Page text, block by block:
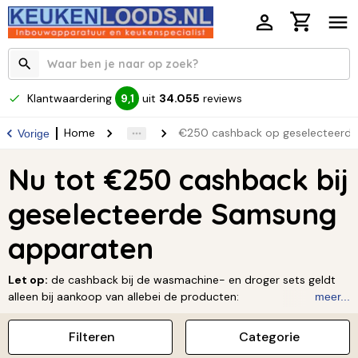
Klantwaardering 9,1 uit 34.055 reviews
Vorige Home €250 cashback op
Nu tot €250 cashback bij
geselecteerde Samsung
apparaten
Let op: de cashback bij de wasmachine- en droger sets geldt
alleen bij aankoop van allebei de producten:
175 euro cashback: DV90DG6845LEU3+WW11DG6B25LEU3 en
DV90DB7845GWU3+WW90DB7U34GWU3.
meer...
Categorie
Filteren